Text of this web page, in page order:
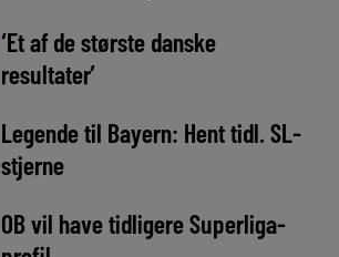
‘Et af de største danske
resultater’
Legende til Bayern: Hent tidl. SL-
stjerne
OB vil have tidligere Superliga-